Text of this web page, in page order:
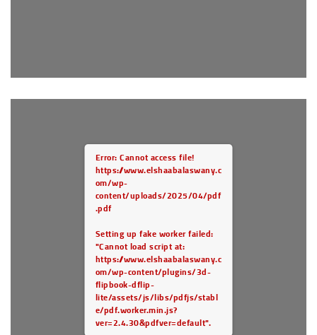
Error: Cannot access file!
https://www.elshaabalaswany.c
om/wp-
content/uploads/2025/04/pdf
.pdf
Setting up fake worker failed:
"Cannot load script at:
https://www.elshaabalaswany.c
om/wp-content/plugins/3d-
flipbook-dflip-
lite/assets/js/libs/pdfjs/stabl
e/pdf.worker.min.js?
ver=2.4.30&pdfver=default".